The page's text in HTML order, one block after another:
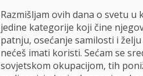
Razmišljam ovih dana o svetu
jedine kategorije koji čine
patnju, osećanje samilosti i
nećeš imati koristi. Sećam se
sovjetskom okupacijom, tih